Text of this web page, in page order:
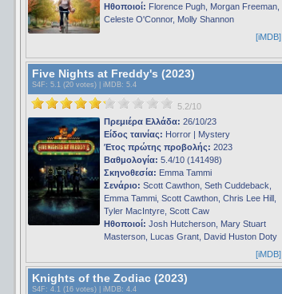
Ηθοποιοί: Florence Pugh, Morgan Freeman,
Celeste O'Connor, Molly Shannon
[iMDB]
Five Nights at Freddy's (2023)
S4F : 5.1 (20 votes) | iMDB: 5.4
5.2/10
Πρεμιέρα Ελλάδα: 26/10/23
Είδος ταινίας: Horror | Mystery
Έτος πρώτης προβολής: 2023
Βαθμολογία: 5.4/10 (141498)
Σκηνοθεσία: Emma Tammi
Σενάριο: Scott Cawthon, Seth Cuddeback,
Emma Tammi, Scott Cawthon, Chris Lee Hill,
Tyler MacIntyre, Scott Caw
Ηθοποιοί: Josh Hutcherson, Mary Stuart
Masterson, Lucas Grant, David Huston Doty
[iMDB]
Knights of the Zodiac (2023)
S4F : 4.1 (16 votes) | iMDB: 4.4